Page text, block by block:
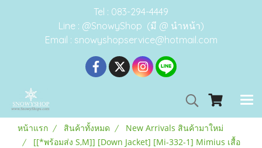
Tel : 083-294-4449
Line : @SnowyShop (มี @ นำหน้า)
Email : snowyshopservice@hotmail.com
หน้าแรก สินค้าทั้งหมด
New Arrivals สินค้ามาใหม่
[[*พร้อมส่ง S,M]] [Down Jacket] [Mi-332-1] Mimius เสื้อ